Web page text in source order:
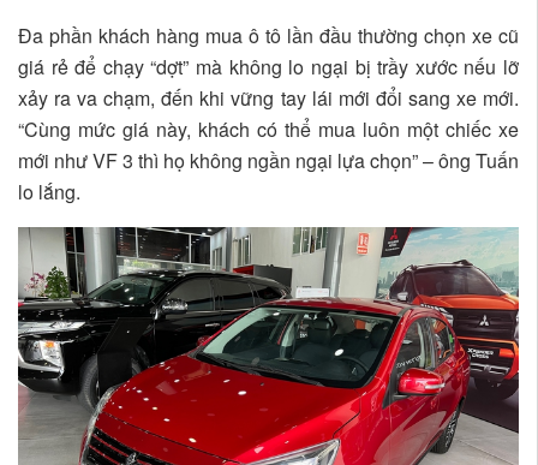
Đa phần khách hàng mua ô tô lần đầu thường chọn xe cũ
giá rẻ để chạy “dợt” mà không lo ngại bị trầy xước nếu lỡ
xảy ra va chạm, đến khi vững tay lái mới đổi sang xe mới.
“Cùng mức giá này, khách có thể mua luôn một chiếc xe
mới như VF 3 thì họ không ngần ngại lựa chọn” – ông Tuấn
lo lắng.